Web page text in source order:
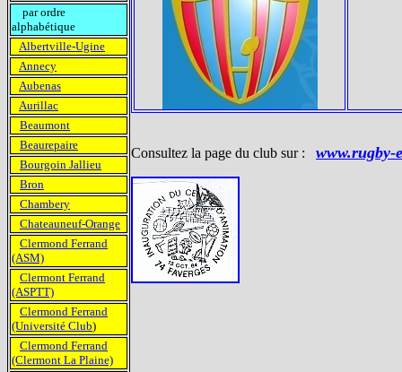
Consultez la page du club sur : www.rugby-
par ordre
alphabétique
Albertville-Ugine
Annecy
Aubenas
Aurillac
Beaumont
Beaurepaire
Bourgoin Jallieu
Bron
Chambery
Chateauneuf-Orange
Clermond Ferrand
(ASM)
Clermont Ferrand
(ASPTT)
Clermond Ferrand
(Université Club)
Clermond Ferrand
(Clermont La Plaine)